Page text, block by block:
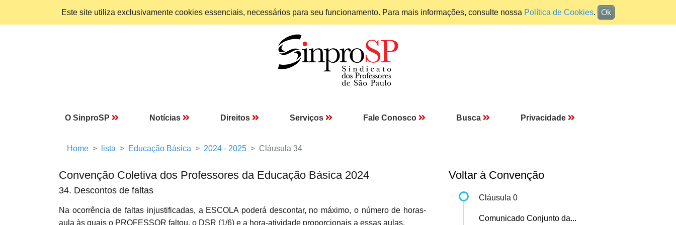
Este site utiliza exclusivamente cookies essenciais, necessários para seu funcionamento. Para mais informações, consulte nossa Política de Cookies. Ok
O SinproSP Notícias Direitos Serviços Fale Conosco Busca Privacidade
Home lista Educação Básica 2024 - 2025 Cláusula 34
Convenção Coletiva dos Professores da Educação Básica 2024
34. Descontos de faltas
Na ocorrência de faltas injustificadas, a ESCOLA poderá descontar, no máximo, o número de horas-
aula às quais o PROFESSOR faltou, o DSR (1/6) e a hora-atividade proporcionais a essas aulas.
Voltar à Convenção
Cláusula 0
Comunicado Conjunto da...